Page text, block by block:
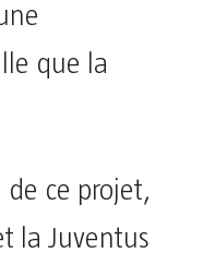
que la
de ce projet,
la Juventus